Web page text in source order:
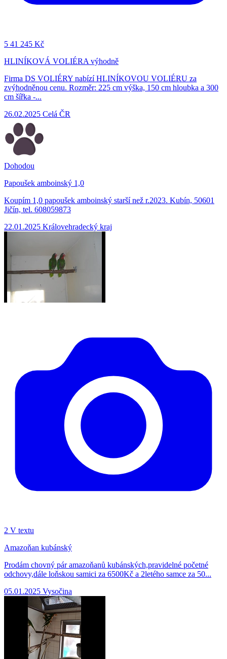
5 41 245 Kč
HLINÍKOVÁ VOLIÉRA výhodně
Firma DS VOLIÉRY nabízí HLINÍKOVOU VOLIÉRU za
zvýhodněnou cenu. Rozměr: 225 cm výška, 150 cm hloubka a 300
cm šířka -...
26.02.2025 Celá ČR
Dohodou
Papoušek amboinský 1,0
Koupím 1,0 papoušek amboinský starší než r.2023. Kubín, 50601
Jičín, tel. 608059873
22.01.2025 Královehradecký kraj
2 V textu
Amazoňan kubánský
Prodám chovný pár amazoňanů kubánských,pravidelné početné
odchovy,dále loňskou samici za 6500Kč a 2letého samce za 50...
05.01.2025 Vysočina